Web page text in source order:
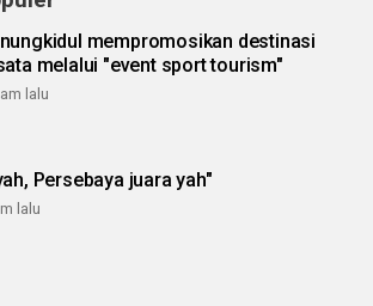
mempromosikan destinasi
melalui "event sport tourism"
lalu
Persebaya juara yah"
lalu